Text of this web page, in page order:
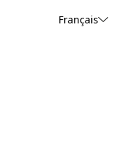
Français